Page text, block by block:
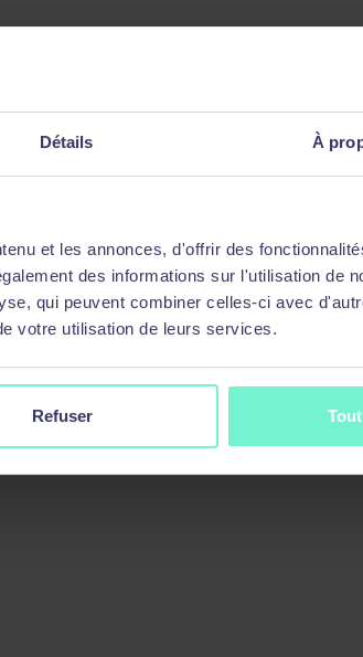
Détails À
et les annonces, d'offrir des
des informations sur l'utilisation de
qui peuvent combiner celles-ci avec
votre utilisation de leurs services.
Refuser